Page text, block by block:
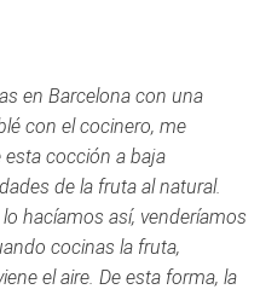
en Barcelona con una
con el cocinero, me
cocción a baja
de la fruta al natural.
hacíamos así, venderíamos
cocinas la fruta,
el aire. De esta forma, la